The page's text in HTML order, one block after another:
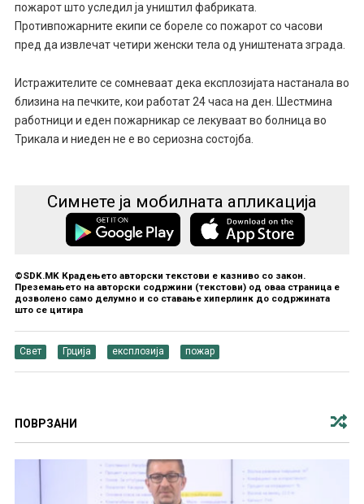
пожарот што уследил ја уништил фабриката.
Противпожарните екипи се бореле со пожарот со часови
пред да извлечат четири женски тела од уништената зграда.
Истражителите се сомневаат дека експлозијата настанала во
близина на печките, кои работат 24 часа на ден. Шестмина
работници и еден пожарникар се лекуваат во болница во
Трикала и ниеден не е во сериозна состојба.
Симнете ја мобилната апликација
©SDK.MK Крадењето авторски текстови е казниво со закон.
Преземањето на авторски содржини (текстови) од оваа страница е
дозволено само делумно и со ставање хиперлинк до содржината
што се цитира
Свет Грција експлозија пожар
ПОВРЗАНИ